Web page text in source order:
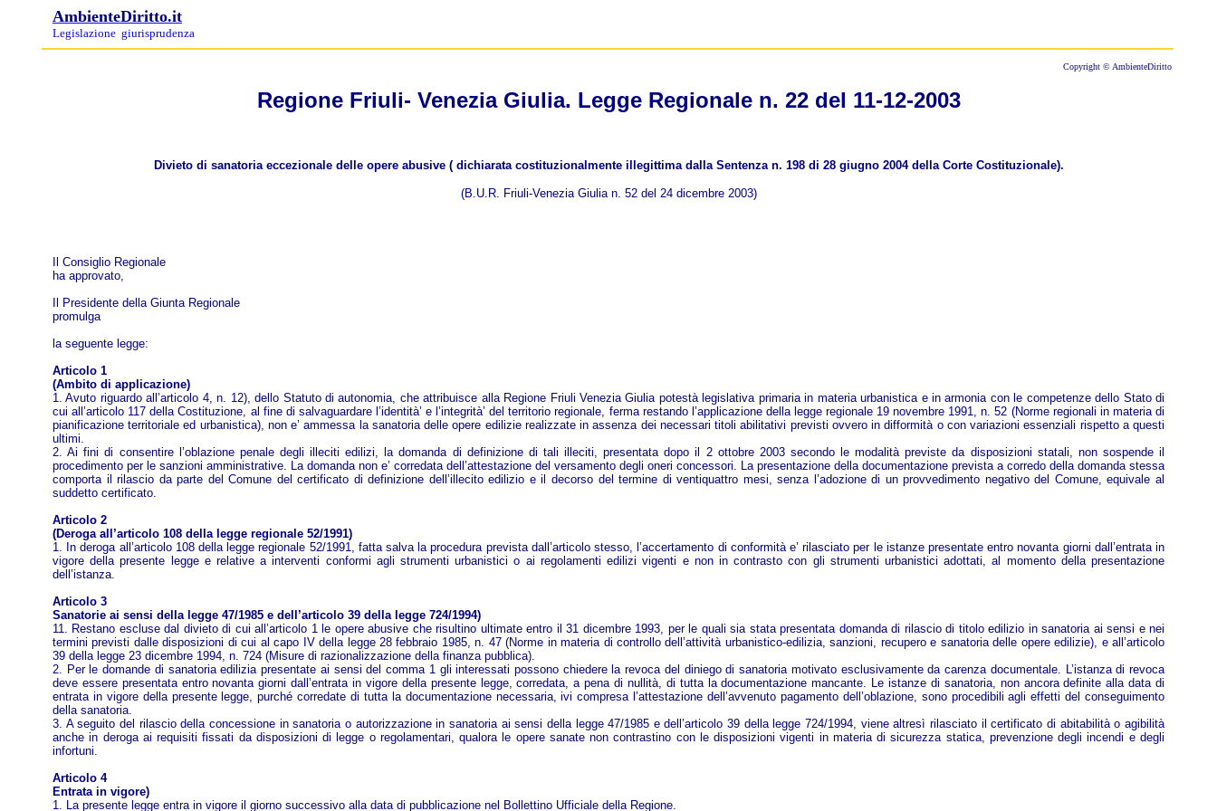
AmbienteDiritto.it
Legislazione giurisprudenza
Copyright © AmbienteDiritto
Regione Friuli- Venezia Giulia. Legge Regionale n. 22 del 11-12-2003
Divieto di sanatoria eccezionale delle opere abusive ( dichiarata costituzionalmente illegittima dalla Sentenza n. 198 di 28 giugno 2004 della Corte Costituzionale).
(B.U.R. Friuli-Venezia Giulia n. 52 del 24 dicembre 2003)
Il Consiglio Regionale
ha approvato,
Il Presidente della Giunta Regionale
promulga
la seguente legge:
Articolo 1
(Ambito di applicazione)
1. Avuto riguardo all’articolo 4, n. 12), dello Statuto di autonomia, che attribuisce alla Regione Friuli Venezia Giulia potestà legislativa primaria in materia urbanistica e in armonia con le competenze dello Stato di
cui all’articolo 117 della Costituzione, al fine di salvaguardare l’identità’ e l’integrità’ del territorio regionale, ferma restando l’applicazione della legge regionale 19 novembre 1991, n. 52 (Norme regionali in materia di
pianificazione territoriale ed urbanistica), non e’ ammessa la sanatoria delle opere edilizie realizzate in assenza dei necessari titoli abilitativi previsti ovvero in difformità o con variazioni essenziali rispetto a questi
ultimi.
2. Ai fini di consentire l’oblazione penale degli illeciti edilizi, la domanda di definizione di tali illeciti, presentata dopo il 2 ottobre 2003 secondo le modalità previste da disposizioni statali, non sospende il
procedimento per le sanzioni amministrative. La domanda non e’ corredata dell’attestazione del versamento degli oneri concessori. La presentazione della documentazione prevista a corredo della domanda stessa
comporta il rilascio da parte del Comune del certificato di definizione dell’illecito edilizio e il decorso del termine di ventiquattro mesi, senza l’adozione di un provvedimento negativo del Comune, equivale al
suddetto certificato.
Articolo 2
(Deroga all’articolo 108 della legge regionale 52/1991)
1. In deroga all’articolo 108 della legge regionale 52/1991, fatta salva la procedura prevista dall’articolo stesso, l’accertamento di conformità e’ rilasciato per le istanze presentate entro novanta giorni dall’entrata in
vigore della presente legge e relative a interventi conformi agli strumenti urbanistici o ai regolamenti edilizi vigenti e non in contrasto con gli strumenti urbanistici adottati, al momento della presentazione
dell’istanza.
Articolo 3
Sanatorie ai sensi della legge 47/1985 e dell’articolo 39 della legge 724/1994)
11. Restano escluse dal divieto di cui all’articolo 1 le opere abusive che risultino ultimate entro il 31 dicembre 1993, per le quali sia stata presentata domanda di rilascio di titolo edilizio in sanatoria ai sensi e nei
termini previsti dalle disposizioni di cui al capo IV della legge 28 febbraio 1985, n. 47 (Norme in materia di controllo dell’attività urbanistico-edilizia, sanzioni, recupero e sanatoria delle opere edilizie), e all’articolo
39 della legge 23 dicembre 1994, n. 724 (Misure di razionalizzazione della finanza pubblica).
2. Per le domande di sanatoria edilizia presentate ai sensi del comma 1 gli interessati possono chiedere la revoca del diniego di sanatoria motivato esclusivamente da carenza documentale. L’istanza di revoca
deve essere presentata entro novanta giorni dall’entrata in vigore della presente legge, corredata, a pena di nullità, di tutta la documentazione mancante. Le istanze di sanatoria, non ancora definite alla data di
entrata in vigore della presente legge, purché corredate di tutta la documentazione necessaria, ivi compresa l’attestazione dell’avvenuto pagamento dell’oblazione, sono procedibili agli effetti del conseguimento
della sanatoria.
3. A seguito del rilascio della concessione in sanatoria o autorizzazione in sanatoria ai sensi della legge 47/1985 e dell’articolo 39 della legge 724/1994, viene altresì rilasciato il certificato di abitabilità o agibilità
anche in deroga ai requisiti fissati da disposizioni di legge o regolamentari, qualora le opere sanate non contrastino con le disposizioni vigenti in materia di sicurezza statica, prevenzione degli incendi e degli
infortuni.
Articolo 4
Entrata in vigore)
1. La presente legge entra in vigore il giorno successivo alla data di pubblicazione nel Bollettino Ufficiale della Regione.